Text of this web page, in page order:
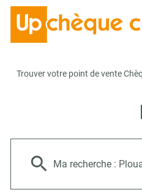
Trouver votre point de vente
Ma recherche :